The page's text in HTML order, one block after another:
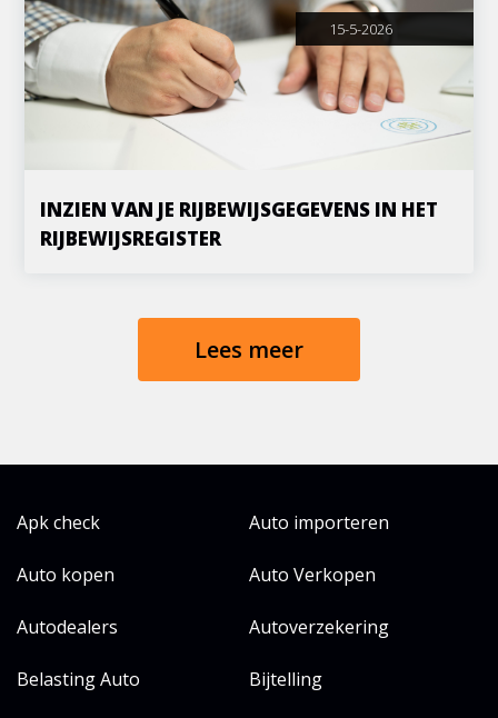
15-5-2026
INZIEN VAN JE RIJBEWIJSGEGEVENS IN HET
RIJBEWIJSREGISTER
Lees meer
Apk check Auto importeren
Auto kopen Auto Verkopen
Autodealers Autoverzekering
Belasting Auto Bijtelling